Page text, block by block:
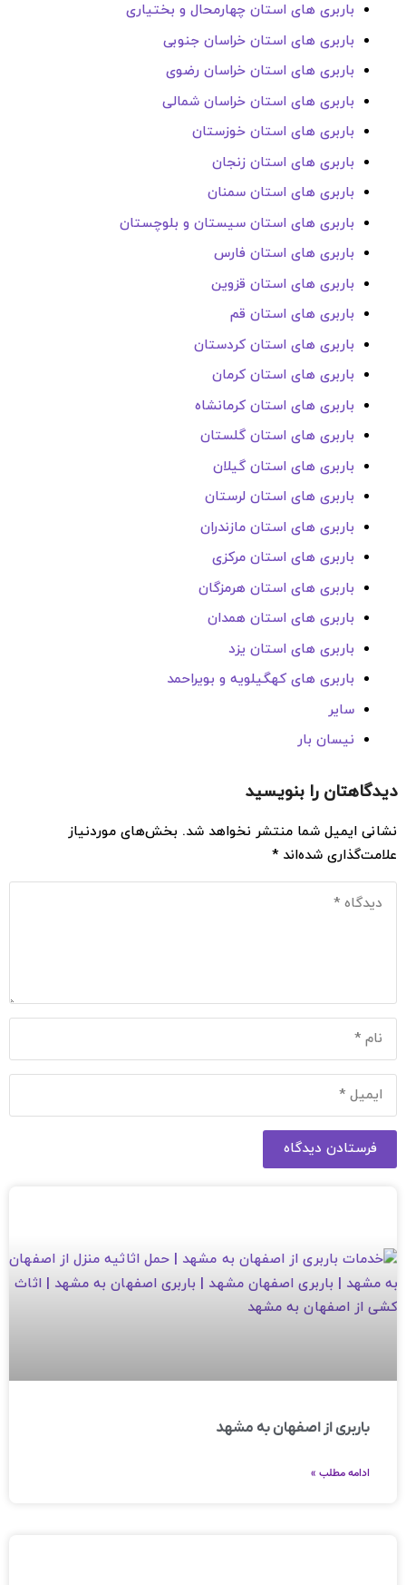
باربری های استان چهارمحال و بختیاری
باربری های استان خراسان جنوبی
باربری های استان خراسان رضوی
باربری های استان خراسان شمالی
باربری های استان خوزستان
باربری های استان زنجان
باربری های استان سمنان
باربری های استان سیستان و بلوچستان
باربری های استان فارس
باربری های استان قزوین
باربری های استان قم
باربری های استان کردستان
باربری های استان کرمان
باربری های استان کرمانشاه
باربری های استان گلستان
باربری های استان گیلان
باربری های استان لرستان
باربری های استان مازندران
باربری های استان مرکزی
باربری های استان هرمزگان
باربری های استان همدان
باربری های استان یزد
باربری های کهگیلویه و بویراحمد
سایر
نیسان بار
دیدگاهتان را بنویسید
نشانی ایمیل شما منتشر نخواهد شد. بخش‌های موردنیاز
علامت‌گذاری شده‌اند*
فرستادن دیدگاه
باربری از اصفهان به مشهد
ادامه مطلب »